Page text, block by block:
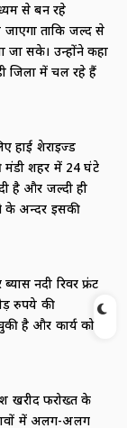
से बन रहे
ताकि जल्द से
जा सके। उन्होंने कहा
जिला में चल रहे हैं
प्रेशराइज्ड
मंडी शहर में 24 घंटे
है और जल्दी ही
के अन्दर इसकी
नदी रिवर फ्रंट
रुपये की
है और कार्य को
खरीद फरोख्त के
में अलग-अलग